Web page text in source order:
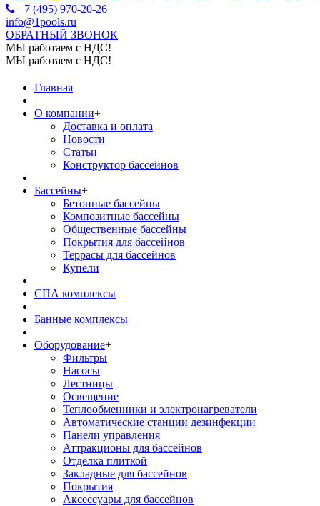
+7 (495) 970-20-26
info@1pools.ru
ОБРАТНЫЙ ЗВОНОК
МЫ работаем с НДС!
Главная
О компании+
Доставка и оплата
Новости
Статьи
Конструктор бассейнов
Бассейны+
Бетонные бассейны
Композитные бассейны
Общественные бассейны
Покрытия для бассейнов
Террасы для бассейнов
Купели
СПА комплексы
Банные комплексы
Оборудование+
Фильтры
Насосы
Лестницы
Освещение
Теплообменники и электронагреватели
Автоматические станции дезинфекции
Панели управления
Аттракционы для бассейнов
Отделка плиткой
Закладные для бассейнов
Покрытия
Аксессуары для бассейнов